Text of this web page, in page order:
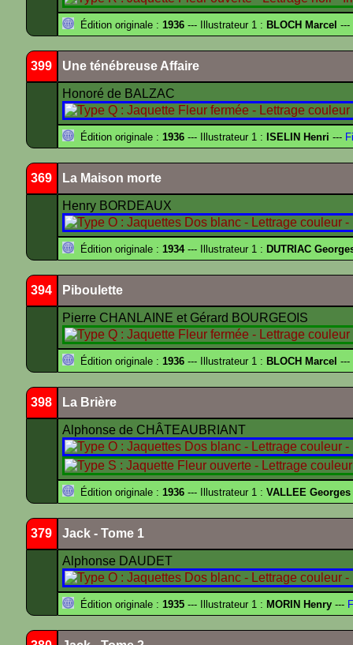
Édition originale : 1936 --- Illustrateur 1 : BLOCH Marcel ---
399 Une ténébreuse Affaire
Honoré de BALZAC
Édition originale : 1936 --- Illustrateur 1 : ISELIN Henri ---
369 La Maison morte
Henry BORDEAUX
Édition originale : 1934--- Illustrateur 1 : DUTRIAC
394 Piboulette
Pierre CHANLAINE et Gérard BOURGEOIS
Édition originale : 1936 --- Illustrateur 1 : BLOCH Marcel ---
398 La Brière
Alphonse de CHÂTEAUBRIANT
Édition originale : 1936 --- Illustrateur 1 : VALLEE Georges
379 Jack - Tome 1
Alphonse DAUDET
Édition originale : 1935 --- Illustrateur 1 : MORIN Henry ---